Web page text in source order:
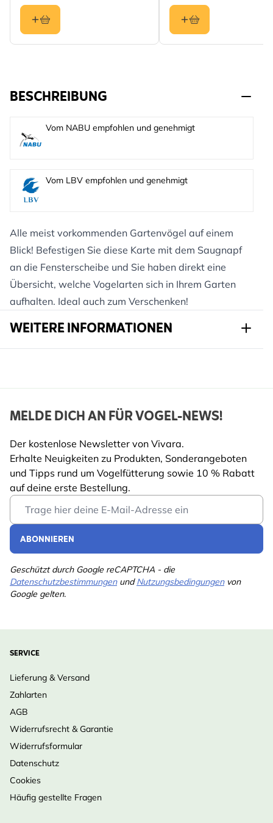
BESCHREIBUNG
Vom NABU empfohlen und genehmigt
Vom LBV empfohlen und genehmigt
Alle meist vorkommenden Gartenvögel auf einem
Blick! Befestigen Sie diese Karte mit dem Saugnapf
an die Fensterscheibe und Sie haben direkt eine
Übersicht, welche Vogelarten sich in Ihrem Garten
aufhalten. Ideal auch zum Verschenken!
WEITERE INFORMATIONEN
Marke NABU
Breite 208 mm
Länge 16 mm
Gewicht
Mehr lesen
MELDE DICH AN FÜR VOGEL-NEWS!
Der kostenlose Newsletter von Vivara.
Erhalte Neuigkeiten zu Produkten, Sonderangeboten
und Tipps rund um Vogelfütterung sowie 10 % Rabatt
auf deine erste Bestellung.
Email Address
ABONNIEREN
Geschützt durch Google reCAPTCHA - die
DatenschutzbestimmungenundNutzungsbedingungenvon
Google gelten.
SERVICE
Lieferung & Versand
Zahlarten
AGB
Widerrufsrecht & Garantie
Widerrufsformular
Datenschutz
Cookies
Häufig gestellte Fragen